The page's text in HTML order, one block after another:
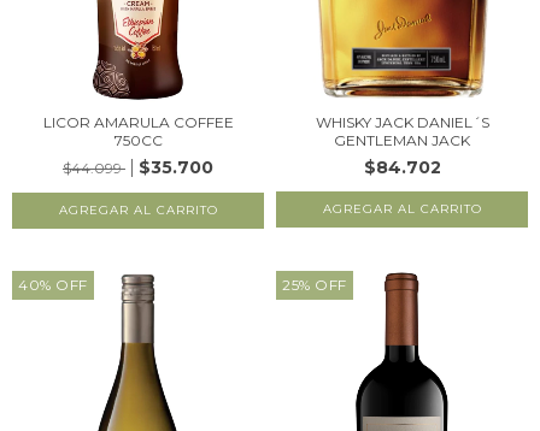
LICOR AMARULA COFFEE
750CC
$44.099
$35.700
WHISKY JACK DANIEL´S
GENTLEMAN JACK
$84.702
40% OFF 25% OFF